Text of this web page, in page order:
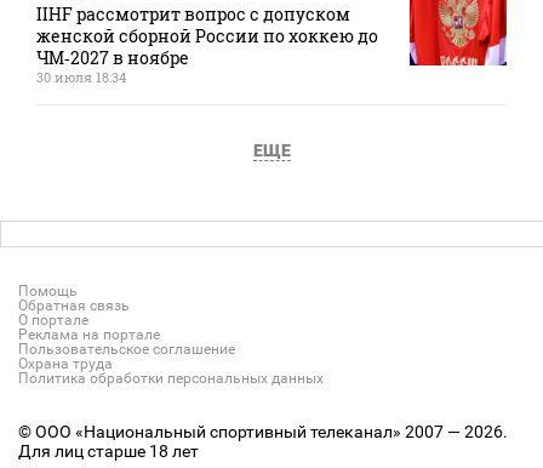
IIHF рассмотрит вопрос с допуском
женской сборной России по хоккею до
ЧМ‑2027 в ноябре
30 июля 18:34
ЕЩЕ
Помощь
Обратная связь
О портале
Реклама на портале
Пользовательское соглашение
Охрана труда
Политика обработки персональных данных
© ООО «Национальный спортивный телеканал» 2007 — 2026.
Для лиц старше 18 лет